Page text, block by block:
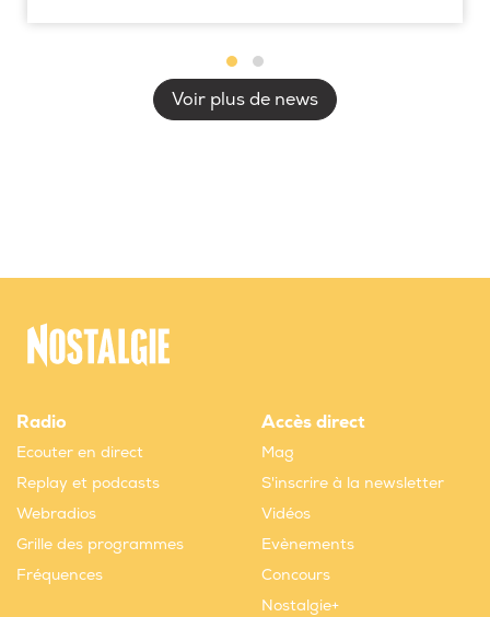
Voir plus de news
Radio
Ecouter en direct
Replay et podcasts
Webradios
Grille des programmes
Fréquences
Accès direct
Mag
S'inscrire à la newsletter
Vidéos
Evènements
Concours
Nostalgie+